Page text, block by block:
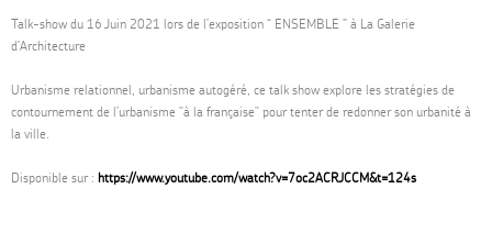
Talk-show du 16 Juin 2021 lors de l’exposition “ ENSEMBLE ” à La Galerie
d’Architecture
Urbanisme relationnel, urbanisme autogéré, ce talk show explore les stratégies de
contournement de l’urbanisme "à la française" pour tenter de redonner son urbanité à
la ville.
Disponible sur : https://www.youtube.com/watch?v=7oc2ACRJCCM&t=124s